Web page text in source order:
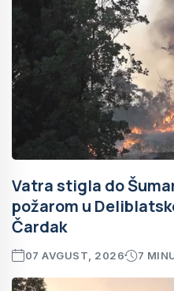
Vatra stigla do
požarom u
Čardak
07 AVGUST, 2026 7